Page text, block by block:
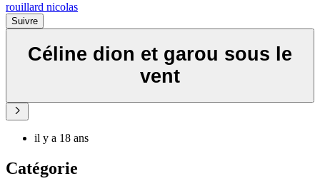
rouillard nicolas
Suivre
Céline dion et garou sous le
vent
il y a 18 ans
Catégorie